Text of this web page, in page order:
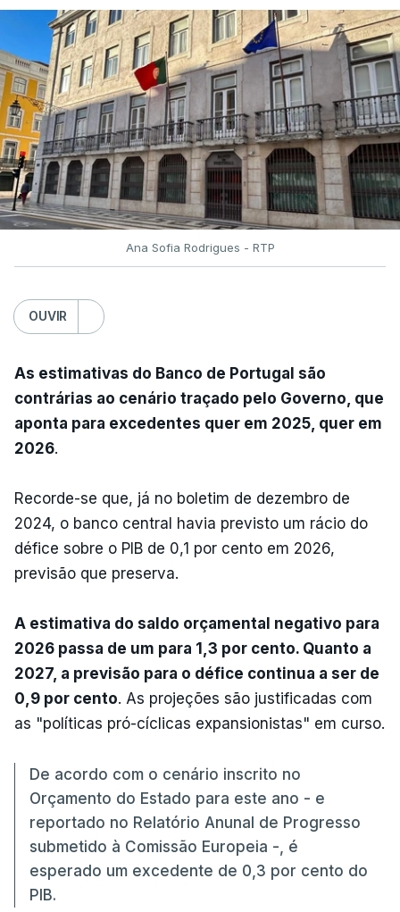
Ana Sofia Rodrigues - RTP
OUVIR
As estimativas do Banco de Portugal são
contrárias ao cenário traçado pelo Governo, que
aponta para excedentes quer em 2025, quer em
2026.
Recorde-se que, já no boletim de dezembro de
2024, o banco central havia previsto um rácio do
défice sobre o PIB de 0,1 por cento em 2026,
previsão que preserva.
A estimativa do saldo orçamental negativo para
2026 passa de um para 1,3 por cento. Quanto a
2027, a previsão para o défice continua a ser de
0,9 por cento. As projeções são justificadas com
as "políticas pró-cíclicas expansionistas" em curso.
De acordo com o cenário inscrito no
Orçamento do Estado para este ano - e
reportado no Relatório Anunal de Progresso
submetido à Comissão Europeia -, é
esperado um excedente de 0,3 por cento do
PIB.